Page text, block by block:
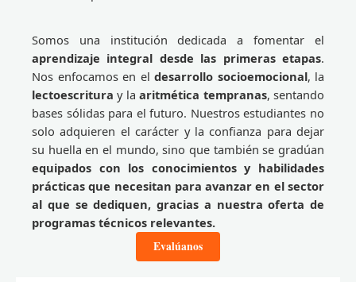
Somos una institución dedicada a fomentar el
aprendizaje integral desde las primeras etapas.
Nos enfocamos en el desarrollo socioemocional, la
lectoescritura y laaritmética tempranas, sentando
bases sólidas para el futuro. Nuestros estudiantes no
solo adquieren el carácter y la confianza para dejar
su huella en el mundo, sino que también se gradúan
equipados con los conocimientos y habilidades
prácticas que necesitan para avanzar en el sector
al que se dediquen, gracias a nuestra oferta de
programas técnicos relevantes.
Evalúanos